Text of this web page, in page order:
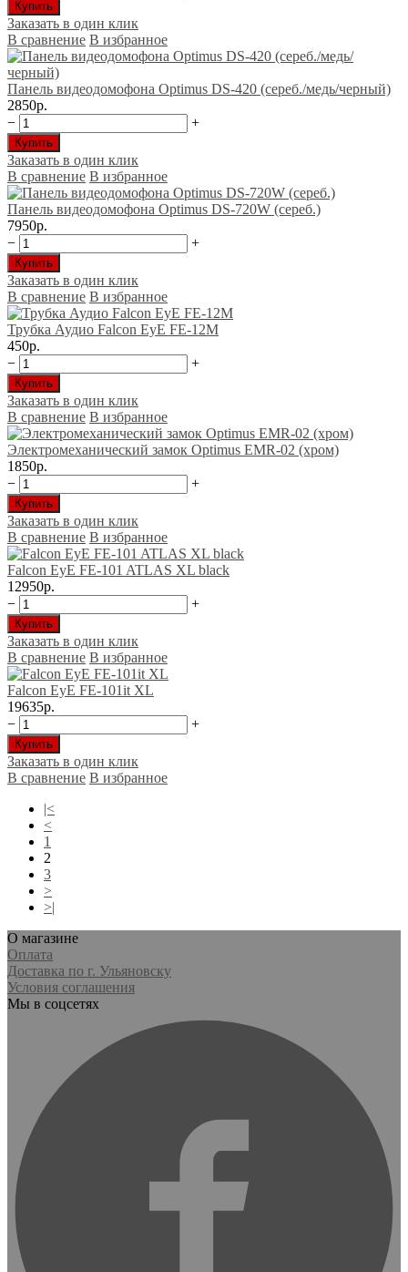
Купить
Заказать в один клик
В сравнение В избранное
Панель видеодомофона Optimus DS-420 (сереб./медь/черный)
2850р.
−
+
Купить
Заказать в один клик
В сравнение В избранное
Панель видеодомофона Optimus DS-720W (сереб.)
7950р.
−
+
Купить
Заказать в один клик
В сравнение В избранное
Трубка Аудио Falcon EyE FE-12M
450р.
−
+
Купить
Заказать в один клик
В сравнение В избранное
Электромеханический замок Optimus EMR-02 (хром)
1850р.
−
+
Купить
Заказать в один клик
В сравнение В избранное
Falcon EyE FE-101 ATLAS XL black
12950р.
−
+
Купить
Заказать в один клик
В сравнение В избранное
Falcon EyE FE-101it XL
19635р.
−
+
Купить
Заказать в один клик
В сравнение В избранное
|<
<
1
2
3
>
>|
О магазине
Оплата
Доставка по г. Ульяновску
Условия соглашения
Мы в соцсетях